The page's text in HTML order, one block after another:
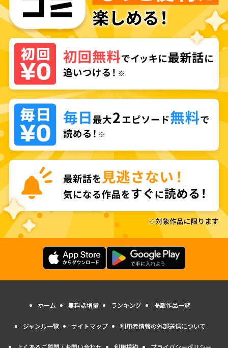
ホーム 無料話増量 ランキング 掲載作品一覧
ジャンル一覧 サイトマップ 利用者情報の外部送信について